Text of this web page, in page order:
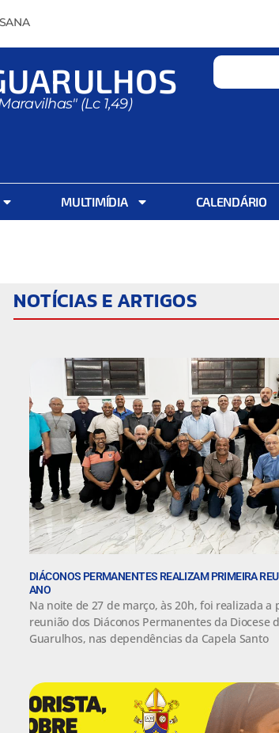
(Lc 1,49)
MULTIMÍDIA CALENDÁRIO
NOTÍCIAS E ARTIGOS
DIÁCONOS PERMANENTES REALIZAM PRIMEIRA
ANO
Na noite de 27 de março, às 20h, foi realizada a
reunião dos Diáconos Permanentes da Diocese
Guarulhos, nas dependências da Capela Santo